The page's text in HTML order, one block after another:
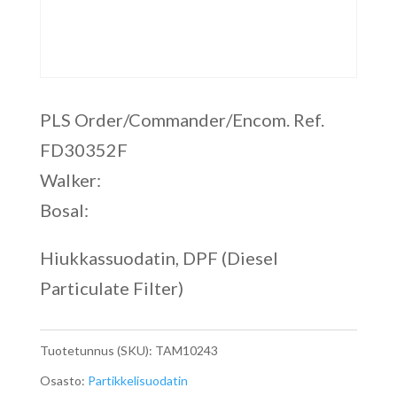
PLS Order/Commander/Encom. Ref.
FD30352F
Walker:
Bosal:
Hiukkassuodatin, DPF (Diesel
Particulate Filter)
Tuotetunnus (SKU): TAM10243
Osasto: Partikkelisuodatin